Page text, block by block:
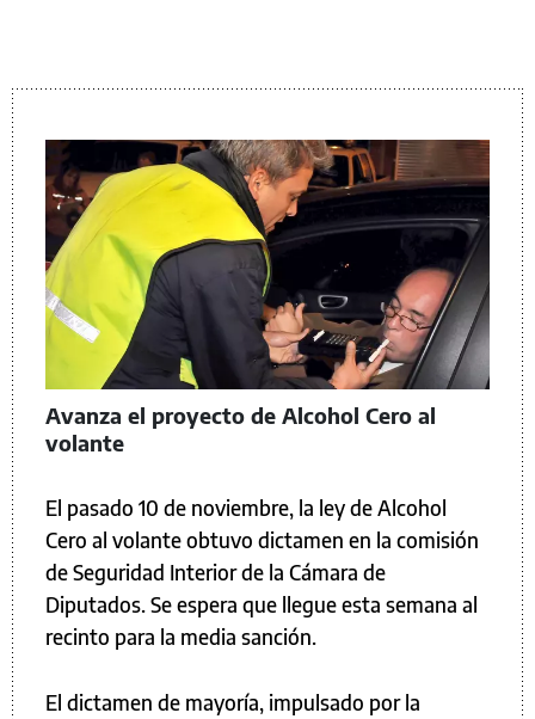
Avanza el proyecto de Alcohol Cero al
volante
El pasado 10 de noviembre, la ley de Alcohol
Cero al volante obtuvo dictamen en la comisión
de Seguridad Interior de la Cámara de
Diputados. Se espera que llegue esta semana al
recinto para la media sanción.
El dictamen de mayoría, impulsado por la